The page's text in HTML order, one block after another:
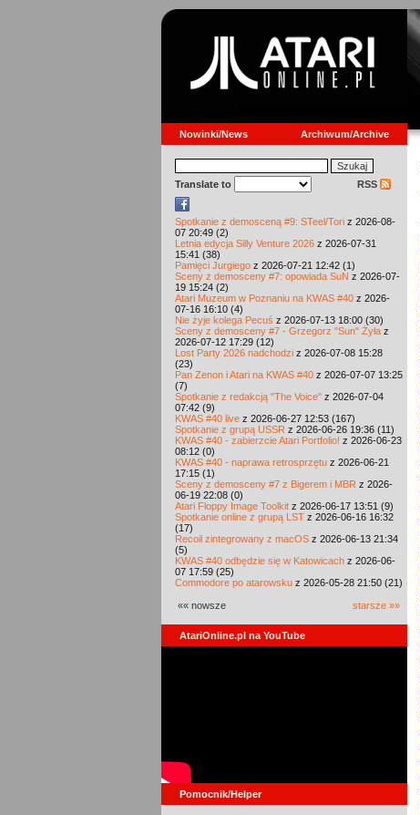
Nowinki/News Archiwum/Archive
Translate to RSS
Spotkanie z demosceną #9: STeel/Tori z 2026-08-
07 20:49 (2)
Letnia edycja Silly Venture 2026 z 2026-07-31
15:41 (38)
Pamięci Jurgiego z 2026-07-21 12:42 (1)
Sceny z demosceny #7: opowiada SuN z 2026-07-
19 15:24 (2)
Atari Muzeum w Poznaniu na KWAS #40 z 2026-
07-16 16:10 (4)
Nie żyje kolega Pecuś z 2026-07-13 18:00 (30)
Sceny z demosceny #7 - Grzegorz "Sun" Żyła z
2026-07-12 17:29 (12)
Lost Party 2026 nadchodzi z 2026-07-08 15:28
(23)
Pan Zenon i Atari na KWAS #40 z 2026-07-07 13:25
(7)
Spotkanie z redakcją "The Voice" z 2026-07-04
07:42 (9)
KWAS #40 live z 2026-06-27 12:53 (167)
Spotkanie z grupą USSR z 2026-06-26 19:36 (11)
KWAS #40 - zabierzcie Atari Portfolio! z 2026-06-23
08:12 (0)
KWAS #40 - naprawa retrosprzętu z 2026-06-21
17:15 (1)
Sceny z demosceny #7 z Bigerem i MBR z 2026-
06-19 22:08 (0)
Atari Floppy Image Toolkit z 2026-06-17 13:51 (9)
Spotkanie online z grupą LST z 2026-06-16 16:32
(17)
Recoil zintegrowany z macOS z 2026-06-13 21:34
(5)
KWAS #40 odbędzie się w Katowicach z 2026-06-
07 17:59 (25)
Commodore po atarowsku z 2026-05-28 21:50 (21)
«« nowsze starsze »»
AtariOnline.pl na YouTube
Pomocnik/Helper